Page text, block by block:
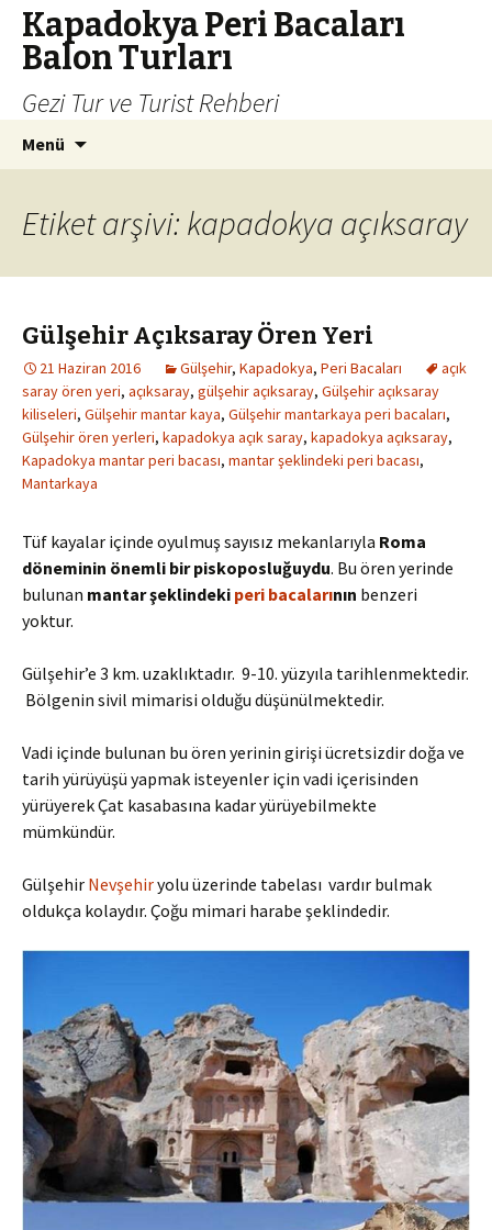
Kapadokya Peri Bacaları
Balon Turları
Gezi Tur ve Turist Rehberi
Menü
Etiket arşivi: kapadokya açıksaray
Gülşehir Açıksaray Ören Yeri
21 Haziran 2016 Gülşehir, Kapadokya, Peri Bacaları
açık
saray ören yeri, açıksaray, gülşehir açıksaray, Gülşehir açıksaray
kiliseleri, Gülşehir mantar kaya, Gülşehir mantarkaya peri bacaları,
Gülşehir ören yerleri, kapadokya açık saray, kapadokya açıksaray,
Kapadokya mantar peri bacası, mantar şeklindeki peri bacası,
Mantarkaya
Tüf kayalar içinde oyulmuş sayısız mekanlarıyla Roma
döneminin önemli bir piskoposluğuydu. Bu ören yerinde
bulunan mantar şeklindeki peri bacalarının benzeri
yoktur.
Gülşehir’e 3 km. uzaklıktadır. 9-10. yüzyıla tarihlenmektedir.
Bölgenin sivil mimarisi olduğu düşünülmektedir.
Vadi içinde bulunan bu ören yerinin girişi ücretsizdir doğa ve
tarih yürüyüşü yapmak isteyenler için vadi içerisinden
yürüyerek Çat kasabasına kadar yürüyebilmekte
mümkündür.
Gülşehir Nevşehiryolu üzerinde tabelası vardır bulmak
oldukça kolaydır. Çoğu mimari harabe şeklindedir.